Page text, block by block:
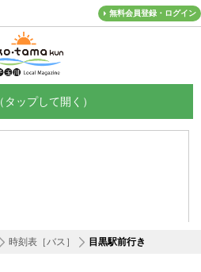
無料会員登録・ログイン
時刻表［バス］ 目黒駅前行き
メニュー